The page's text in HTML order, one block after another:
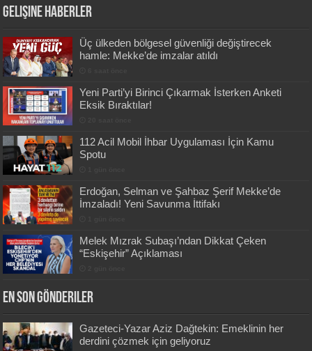
Gelişine Haberler
Üç ülkeden bölgesel güvenliği değiştirecek
hamle: Mekke’de imzalar atıldı
Yeni Parti’yi Birinci Çıkarmak İsterken Anketi
Eksik Bıraktılar!
112 Acil Mobil İhbar Uygulaması İçin Kamu
Spotu
Erdoğan, Selman ve Şahbaz Şerif Mekke’de
İmzaladı! Yeni Savunma İttifakı
Melek Mızrak Subaşı’ndan Dikkat Çeken
“Eskişehir” Açıklaması
En Son Gönderiler
Gazeteci-Yazar Aziz Dağtekin: Emeklinin her
derdini çözmek için geliyoruz